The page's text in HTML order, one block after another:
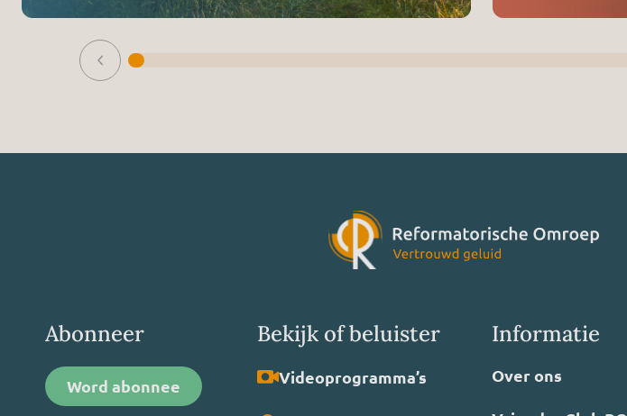
Abonneer
Word abonnee
Bekijk of beluister
Video­programma’s
Informatie
Over ons